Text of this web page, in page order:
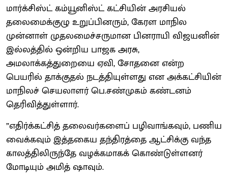
மார்க்சிஸ்ட் கம்யூனிஸ்ட் கட்சியின் அரசியல்
தலைமைக்குழு உறுப்பினரும், கேரள மாநில
முன்னாள் முதலமைச்சருமான பினராயி விஜயனின்
இல்லத்தில் ஒன்றிய பாஜக அரசு,
அமலாக்கத்துறையை ஏவி, சோதனை என்ற
பெயரில் தாக்குதல் நடத்தியுள்ளது என அக்கட்சியின்
மாநிலச் செயலாளர் பெ.சண்முகம் கண்டனம்
தெரிவித்துள்ளார்.
”எதிர்க்கட்சித் தலைவர்களைப் பழிவாங்கவும், பணிய
வைக்கவும் இத்தகைய தந்திரத்தை ஆட்சிக்கு வந்த
காலத்திலிருந்தே வழக்கமாகக் கொண்டுள்ளனர்
மோடியும் அமித் ஷாவும்.